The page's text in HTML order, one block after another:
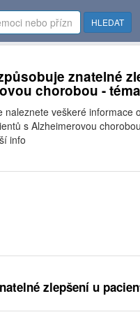
HLEDAT
znatelné
chorobou -
naleznete veškeré informace
s Alzheimerovou
info
zlepšení u